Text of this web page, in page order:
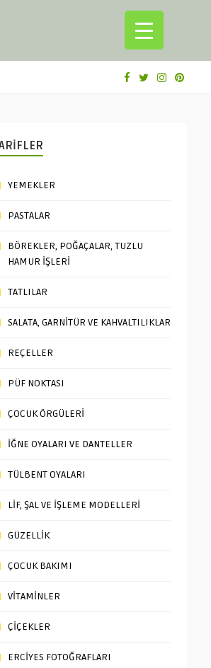
YEMEKLER
PASTALAR
BÖREKLER, POĞAÇALAR, TUZLU
HAMUR İŞLERİ
TATLILAR
SALATA, GARNİTÜR VE KAHVALTILIKLAR
REÇELLER
PÜF NOKTASI
ÇOCUK ÖRGÜLERİ
İĞNE OYALARI VE DANTELLER
TÜLBENT OYALARI
LİF, ŞAL VE İŞLEME MODELLERİ
GÜZELLİK
ÇOCUK BAKIMI
VİTAMİNLER
ÇİÇEKLER
ERCİYES FOTOĞRAFLARI